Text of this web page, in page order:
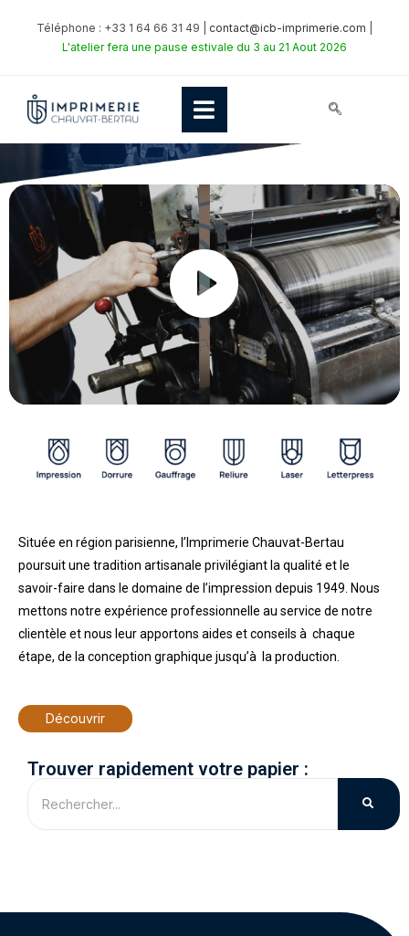
Téléphone : +33 1 64 66 31 49 | contact@icb-imprimerie.com
L'atelier fera une pause estivale du 3 au 21 Aout 2026
ICB IMPRIMERIE
QUALITÉ &SAVOIR-FAIRE
DEPUIS1949
y
02:56
e
S
e
t
i
n
E
n
l
y
Située en région parisienne, l’Imprimerie Chauvat-Bertau
poursuit une tradition artisanale privilégiant la qualité et le
savoir-faire dans le domaine de l’impression depuis 1949. Nous
mettons notre expérience professionnelle au service de notre
clientèle et nous leur apportons aides et conseils à chaque
étape, de la conception graphique jusqu’à la production.
Découvrir
Trouver rapidement votre papier :